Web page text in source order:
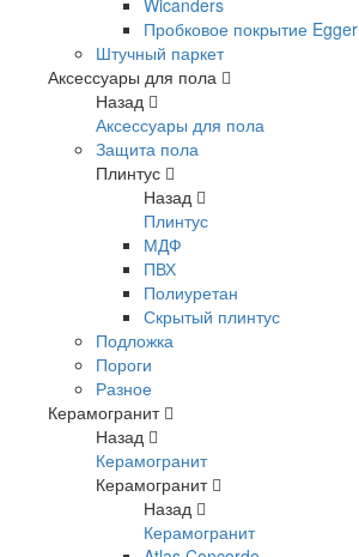
Wicanders
Пробковое покрытие Egger
Штучный паркет
Аксессуары для пола
Назад
Аксессуары для пола
Защита пола
Плинтус
Назад
Плинтус
МДФ
ПВХ
Полиуретан
Скрытый плинтус
Подложка
Пороги
Разное
Керамогранит
Назад
Керамогранит
Керамогранит
Назад
Керамогранит